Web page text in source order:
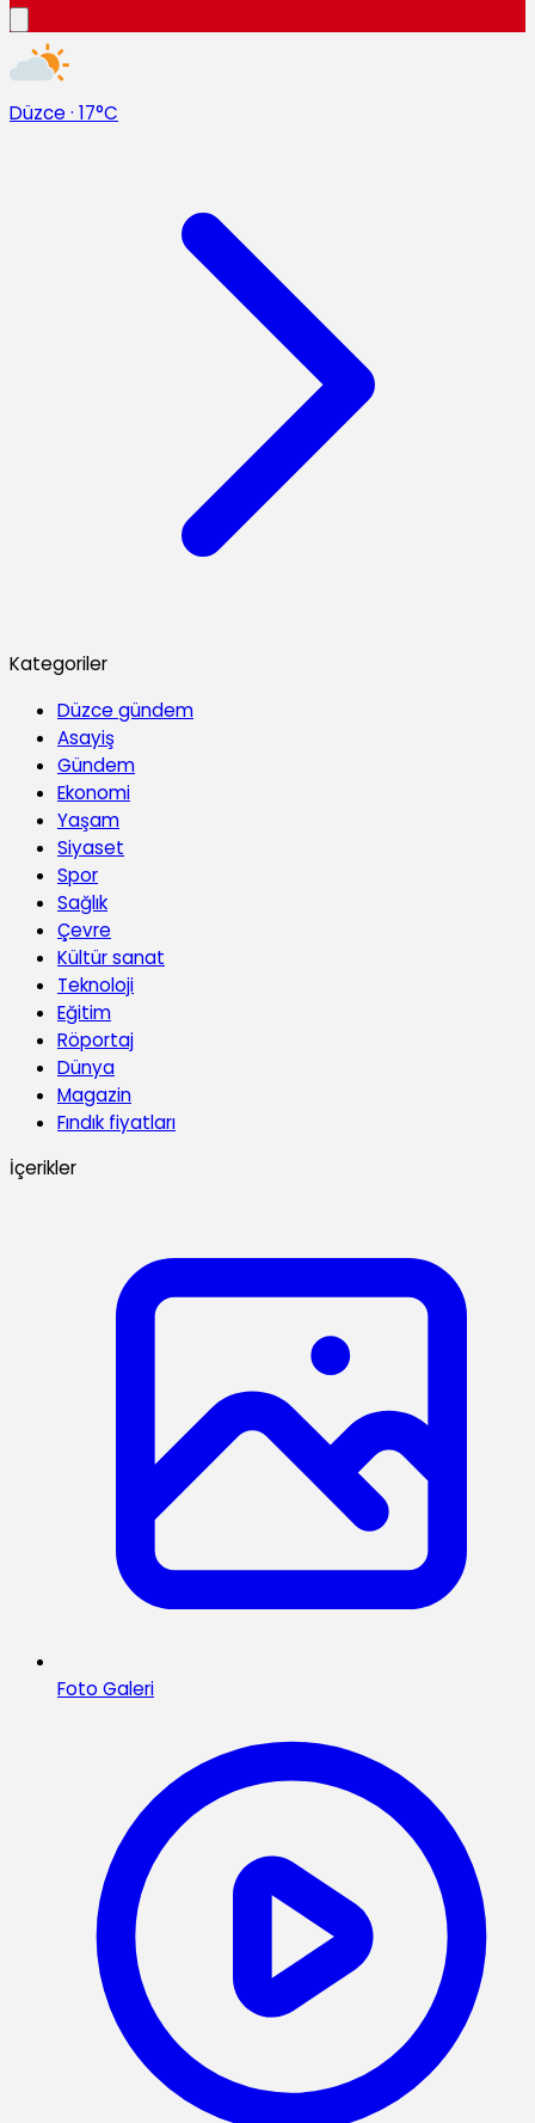
Düzce · 17°C
Kategoriler
Düzce gündem
Asayiş
Gündem
Ekonomi
Yaşam
Siyaset
Spor
Sağlık
Çevre
Kültür sanat
Teknoloji
Eğitim
Röportaj
Dünya
Magazin
Fındık fiyatları
İçerikler
Foto Galeri